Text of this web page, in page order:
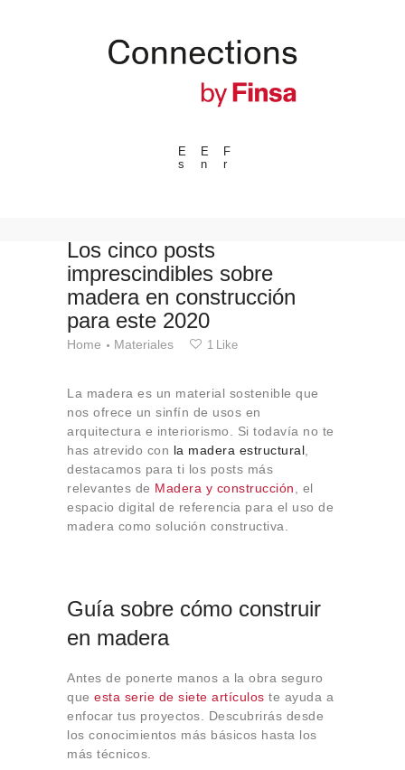
E
s
E
n
F
r
---ENLACES---
Eventos
Espacios
Materiales
Tecnologia
Colaboraciones
Sobre Connections
by Finsa
Contacto
Los cinco posts
imprescindibles sobre
madera en construcción
para este 2020
Home Materiales 1 Like
La madera es un material sostenible que
nos ofrece un sinfín de usos en
arquitectura e interiorismo. Si todavía no te
has atrevido con la madera estructural
destacamos para ti los posts más
relevantes de Madera y construcción , el
espacio digital de referencia para el uso de
madera como solución constructiva.
Guía sobre cómo construir
en madera
Antes de ponerte manos a la obra seguro
que esta serie de siete artículos te ayuda a
enfocar tus proyectos. Descubrirás desde
los conocimientos más básicos hasta los
más técnicos.